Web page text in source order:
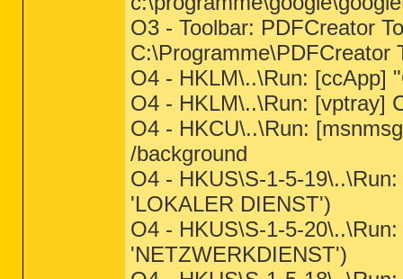
O3 - Toolbar: PDFCreator
C:\Programme\PDFCreator
O4 - HKLM\..\Run: [ccApp]
O4 - HKLM\..\Run: [vptray]
O4 - HKCU\..\Run:
/background
O4 - HKUS\S-1-5-
'LOKALER DIENST')
O4 - HKUS\S-1-5-
'NETZWERKDIENST')